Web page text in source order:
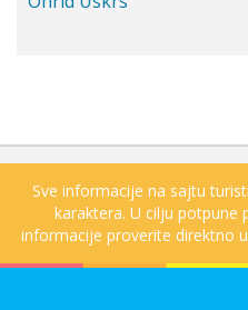
Sve informacije na sajtu
karaktera. U cilju potpune
informacije proverite direktno